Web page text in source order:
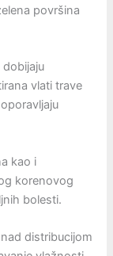
površina
vlati trave
kao i
korenovog
bolesti.
distribucijom